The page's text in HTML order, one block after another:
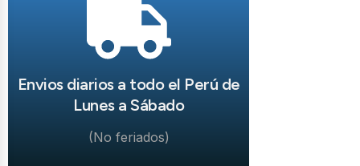
Envios diarios a todo el Perú de
Lunes a Sábado
(No feriados)